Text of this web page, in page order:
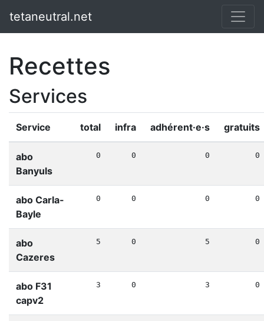
tetaneutral.net
Recettes
Services
Service total infra adhérent·e·s gratuits
abo
Banyuls
0 0 0 0
abo Carla-
Bayle
0 0 0 0
abo
Cazeres
5 0 5 0
abo F31
capv2
3 0 3 0